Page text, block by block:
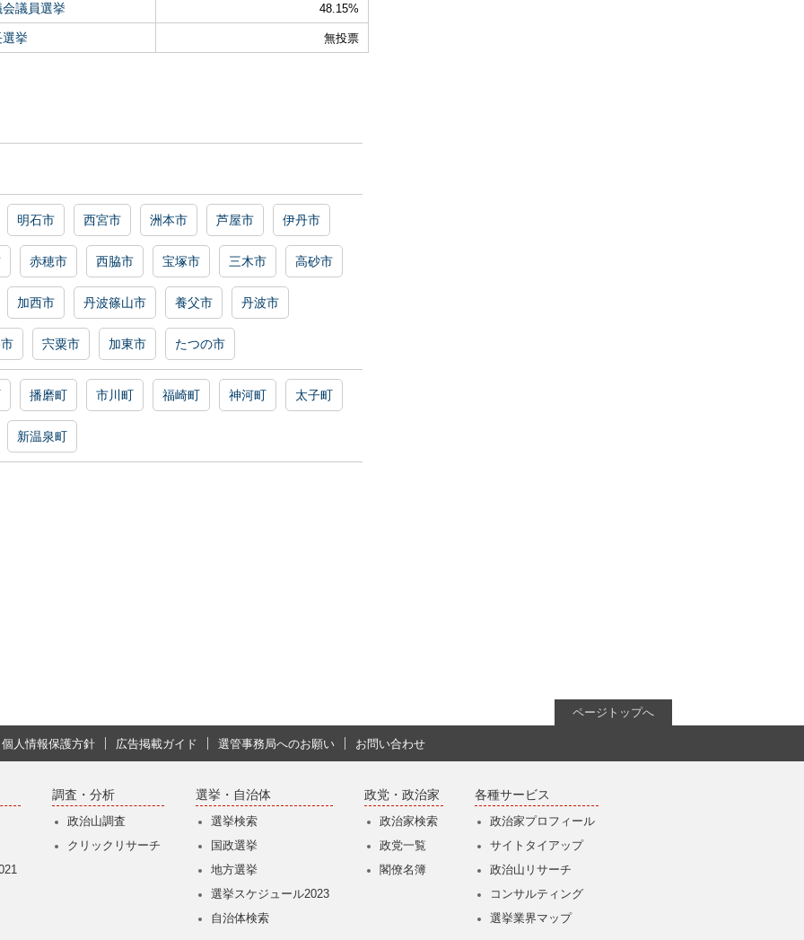
議員選挙 48.15%
挙 無投票
明石市 西宮市 洲本市 芦屋市 伊丹市
赤穂市 西脇市 宝塚市 三木市 高砂市
加西市 丹波篠山市 養父市 丹波市
宍粟市 加東市 たつの市
播磨町 市川町 福崎町 神河町 太子町
新温泉町
ページトップへ
個人情報保護方針 広告掲載ガイド 選管事務局へのお願い お問い合わせ
調査・分析
政治山調査
クリックリサーチ
選挙・自治体
選挙検索
国政選挙
地方選挙
選挙スケジュール2023
自治体検索
政党・政治家
政治家検索
政党一覧
閣僚名簿
各種サービス
政治家プロフィール
サイトタイアップ
政治山リサーチ
コンサルティング
選挙業界マップ